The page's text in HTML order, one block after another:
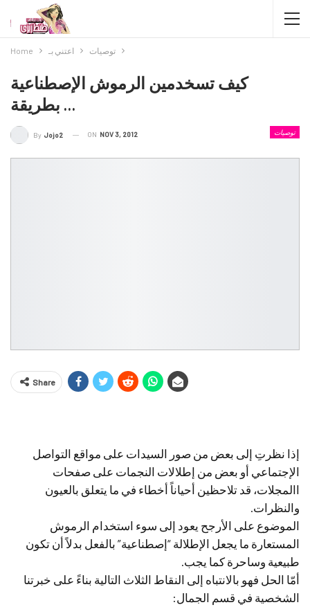
Home اعتني بـ توصيات
كيف تسخدمين الرموش الإصطناعية
بطريقة …
توصيات By Jojo2 ON NOV 3, 2012
Share
إذا نظرتِ إلى بعض من صور السيدات على مواقع التواصل
الإجتماعي أو بعض من إطلالات النجمات على صفحات
االمجلات، قد تلاحظين أحياناً أخطاء في ما يتعلق بالعيون
والنظرات.
الموضوع على الأرجح يعود إلى سوء استخدام الرموش
المستعارة ما يجعل الإطلالة “إصطناعية” بالفعل بدلاً أن تكون
طبيعية وساحرة كما يجب.
أمّا الحل فهو بالانتباه إلى النقاط الثلاث التالية بناءً على خبرتنا
الشخصية في قسم الجمال: